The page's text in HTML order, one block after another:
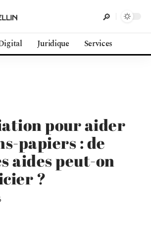
Juridique Services
pour aider
papiers : de
aides peut-on
?